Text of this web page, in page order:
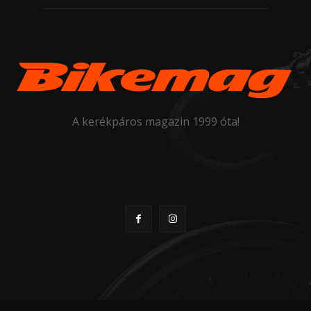
A kerékpáros magazin 1999 óta!